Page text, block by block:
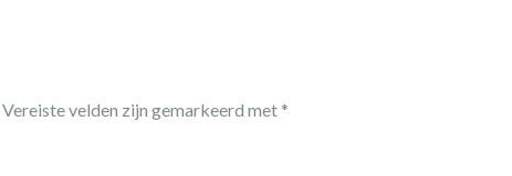
Vereiste velden zijn gemarkeerd met *